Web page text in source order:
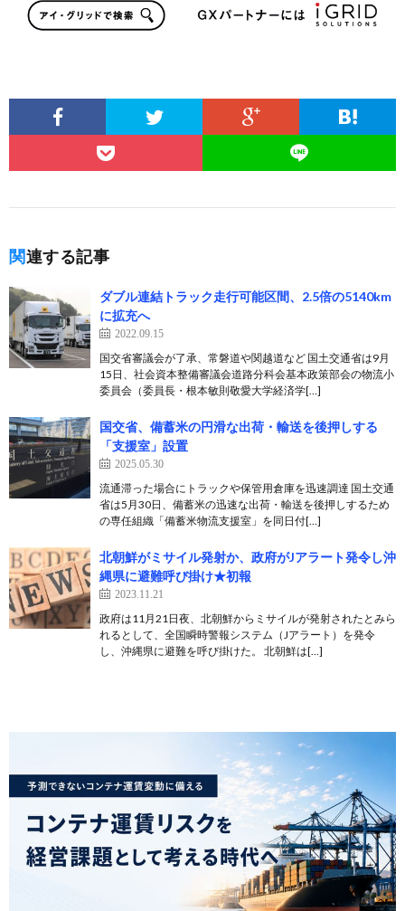
関連する記事
ダブル連結トラック走行可能区間、2.5倍の5140km
に拡充へ
2022.09.15
国交省審議会が了承、常磐道や関越道など 国土交通省は9月
15日、社会資本整備審議会道路分科会基本政策部会の物流小
委員会（委員長・根本敏則敬愛大学経済学[…]
国交省、備蓄米の円滑な出荷・輸送を後押しする
「支援室」設置
2025.05.30
流通滞った場合にトラックや保管用倉庫を迅速調達 国土交通
省は5月30日、備蓄米の迅速な出荷・輸送を後押しするため
の専任組織「備蓄米物流支援室」を同日付[…]
北朝鮮がミサイル発射か、政府がJアラート発令し沖
縄県に避難呼び掛け★初報
2023.11.21
政府は11月21日夜、北朝鮮からミサイルが発射されたとみら
れるとして、全国瞬時警報システム（Jアラート）を発令
し、沖縄県に避難を呼び掛けた。 北朝鮮は[…]